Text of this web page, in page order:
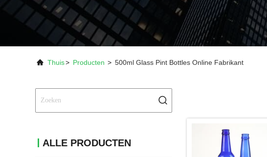
Thuis> Producten > 500ml Glass Pint Bottles Online Fabrikant
ALLE PRODUCTEN